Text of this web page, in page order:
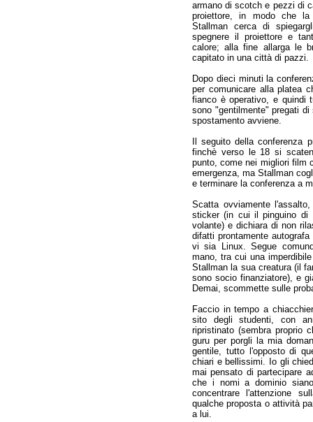
armano di scotch e pezzi di
proiettore, in modo che
Stallman cerca di
spegnere il proiettore e
calore; alla fine allarga le
capitato in una città di pazzi.
Dopo dieci minuti la
per comunicare alla platea
fianco è operativo, e quindi
sono "gentilmente" pregati
spostamento avviene.
Il seguito della conferenza
finchè verso le 18 si
punto, come nei migliori film
emergenza, ma Stallman
e terminare la conferenza a
Scatta ovviamente
sticker (in cui il pinguino di
volante) e dichiara di non
difatti prontamente
vi sia Linux. Segue
mano, tra cui una
Stallman la sua creatura (il
sono socio finanziatore), e
Demai, scommette sulle
Faccio in tempo a
sito degli studenti, con
ripristinato (sembra proprio
guru per porgli la mia
gentile, tutto l'opposto di
chiari e bellissimi. Io gli
mai pensato di partecipare
che i nomi a dominio
concentrare l'attenzione
qualche proposta o attività
a lui.